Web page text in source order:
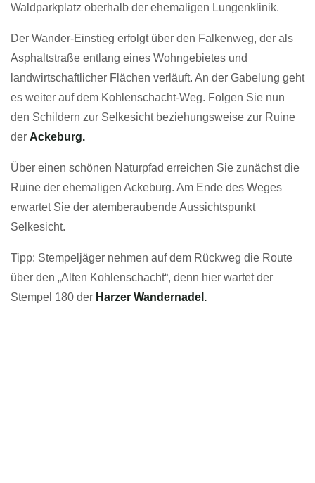
Waldparkplatz oberhalb der ehemaligen Lungenklinik.
Der Wander-Einstieg erfolgt über den Falkenweg, der als
Asphaltstraße entlang eines Wohngebietes und
landwirtschaftlicher Flächen verläuft. An der Gabelung geht
es weiter auf dem Kohlenschacht-Weg. Folgen Sie nun
den Schildern zur Selkesicht beziehungsweise zur Ruine
der Ackeburg.
Über einen schönen Naturpfad erreichen Sie zunächst die
Ruine der ehemaligen Ackeburg. Am Ende des Weges
erwartet Sie der atemberaubende Aussichtspunkt
Selkesicht.
Tipp: Stempeljäger nehmen auf dem Rückweg die Route
über den „Alten Kohlenschacht“, denn hier wartet der
Stempel 180 der Harzer Wandernadel.